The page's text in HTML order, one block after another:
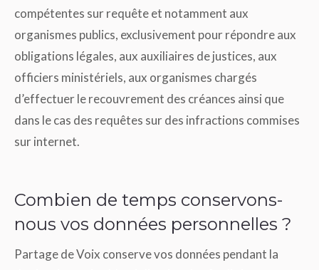
compétentes sur requête et notamment aux
organismes publics, exclusivement pour répondre aux
obligations légales, aux auxiliaires de justices, aux
officiers ministériels, aux organismes chargés
d’effectuer le recouvrement des créances ainsi que
dans le cas des requêtes sur des infractions commises
sur internet.
Combien de temps conservons-
nous vos données personnelles ?
Partage de Voix conserve vos données pendant la